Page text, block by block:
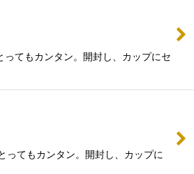
てもカンタン。開封し、カップにセ
てもカンタン。開封し、カップに